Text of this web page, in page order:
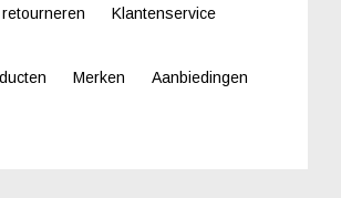
Klantenservice
Merken
Aanbiedingen